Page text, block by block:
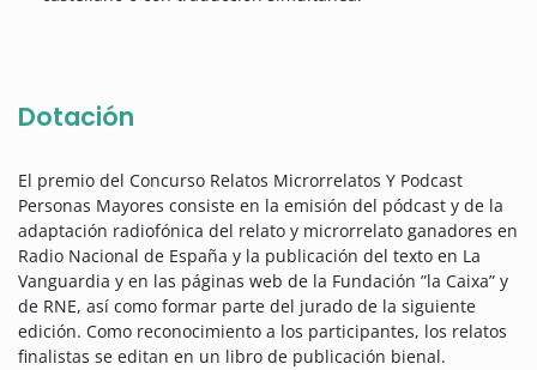
Dotación
El premio del Concurso Relatos Microrrelatos Y Podcast
Personas Mayores consiste en la emisión del pódcast y de la
adaptación radiofónica del relato y microrrelato ganadores en
Radio Nacional de España y la publicación del texto en La
Vanguardia y en las páginas web de la Fundación ”la Caixa” y
de RNE, así como formar parte del jurado de la siguiente
edición. Como reconocimiento a los participantes, los relatos
finalistas se editan en un libro de publicación bienal.